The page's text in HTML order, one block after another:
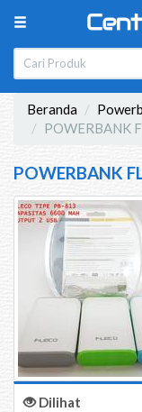
Beranda
POWERBANK
POWERBANK
Dilihat